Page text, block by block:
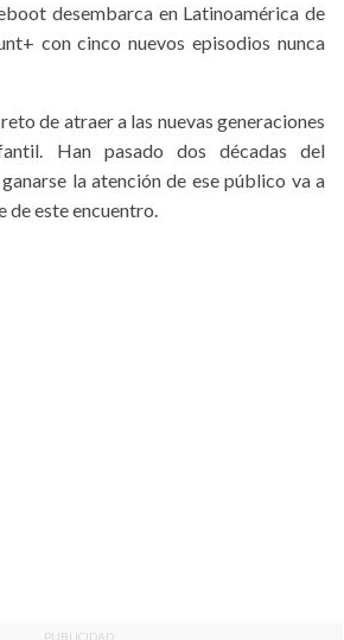
desembarca en Latinoamérica de
con cinco nuevos episodios nunca
de atraer a las nuevas generaciones
Han pasado dos décadas del
la atención de ese público va a
de este encuentro.
PUBLICIDAD